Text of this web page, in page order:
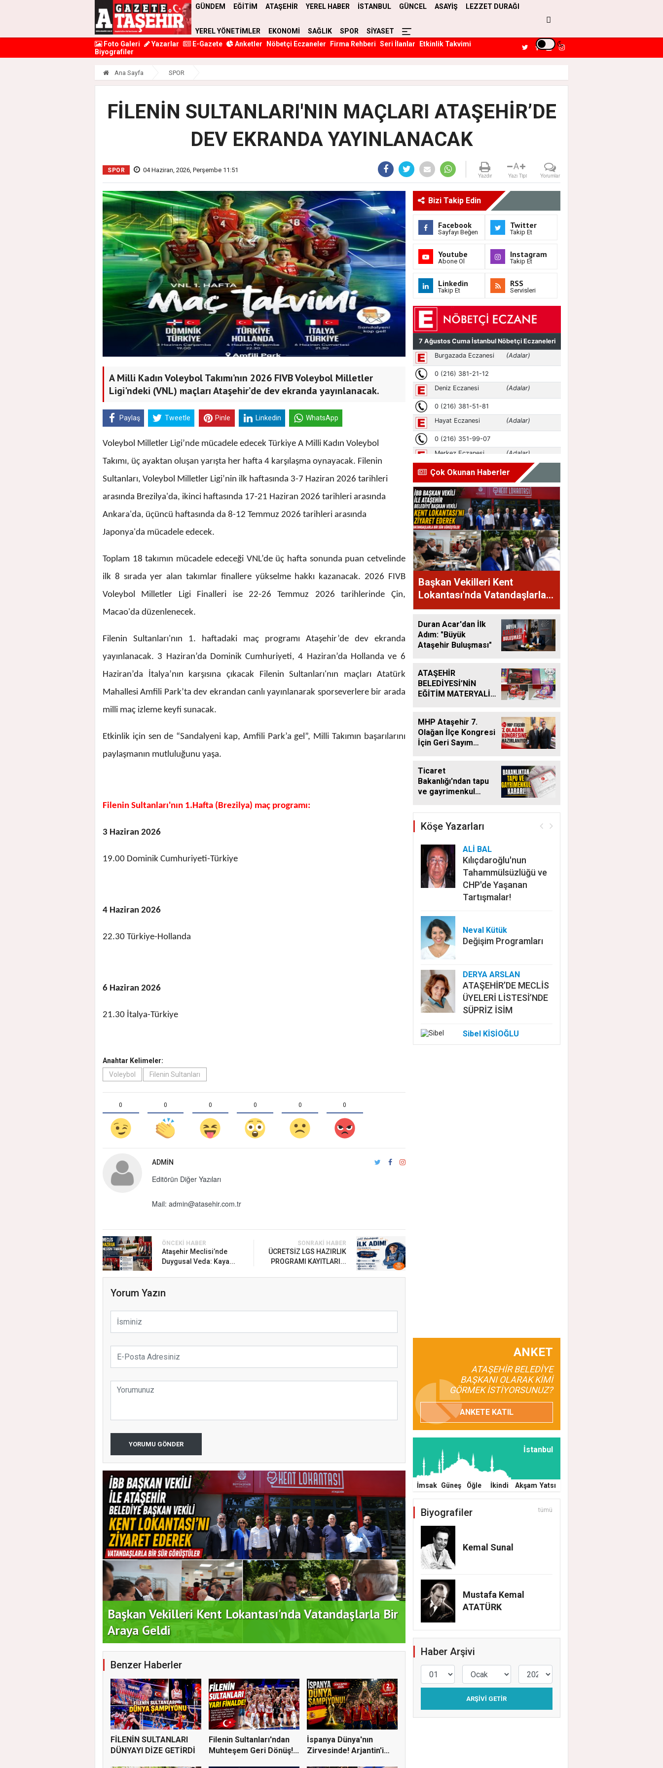
GÜNDEM EĞİTİM ATAŞEHİR YEREL HABER İSTANBUL GÜNCEL ASAYİŞ LEZZET DURAĞI
YEREL YÖNETİMLER EKONOMİ SAĞLIK SPOR
SİYASET
Foto Galeri
Yazarlar E-Gazete Anketler Nöbetçi Eczaneler Firma Rehberi Seri İlanlar
Etkinlik Takvimi
Biyografiler
Ana Sayfa SPOR
FİLENİN SULTANLARI'NIN MAÇLARI ATAŞEHİR’DE
DEV EKRANDA YAYINLANACAK
SPOR 04 Haziran, 2026, Perşembe 11:51
Yazdır
A
Yazı Tipi Yorumlar
A Milli Kadın Voleybol Takımı’nın 2026 FIVB Voleybol Milletler
Ligi'ndeki (VNL) maçları Ataşehir’de dev ekranda yayınlanacak.
Paylaş Tweetle Pinle Linkedin WhatsApp
Voleybol Milletler Ligi’nde mücadele edecek Türkiye A Milli Kadın Voleybol
Takımı, üç ayaktan oluşan yarışta her hafta 4 karşılaşma oynayacak. Filenin
Sultanları, Voleybol Milletler Ligi’nin ilk haftasında 3-7 Haziran 2026 tarihleri
arasında Brezilya'da, ikinci haftasında 17-21 Haziran 2026 tarihleri arasında
Ankara'da, üçüncü haftasında da 8-12 Temmuz 2026 tarihleri arasında
Japonya'da mücadele edecek.
Toplam 18 takımın mücadele edeceği VNL’de üç hafta sonunda puan cetvelinde
ilk 8 sırada yer alan takımlar finallere yükselme hakkı kazanacak. 2026 FIVB
Voleybol Milletler Ligi Finalleri ise 22-26 Temmuz 2026 tarihlerinde Çin,
Macao'da düzenlenecek.
Filenin Sultanları'nın 1. haftadaki maç programı Ataşehir’de dev ekranda
yayınlanacak. 3 Haziran’da Dominik Cumhuriyeti, 4 Haziran’da Hollanda ve 6
Haziran’da İtalya’nın karşısına çıkacak Filenin Sultanları'nın maçları Atatürk
Mahallesi Amfili Park’ta dev ekrandan canlı yayınlanarak sporseverlere bir arada
milli maç izleme keyfi sunacak.
Etkinlik için sen de “Sandalyeni kap, Amfili Park’a gel”, Milli Takımın başarılarını
paylaşmanın mutluluğunu yaşa.
Filenin Sultanları'nın 1.Hafta (Brezilya) maç programı:
3 Haziran 2026
19.00 Dominik Cumhuriyeti-Türkiye
4 Haziran 2026
22.30 Türkiye-Hollanda
6 Haziran 2026
21.30 İtalya-Türkiye
Anahtar Kelimeler:
Voleybol
Filenin Sultanları
0 0 0 0 0 0
ADMIN
Editörün Diğer Yazıları
Mail: admin@atasehir.com.tr
ÖNCEKI HABER
Ataşehir Meclisi’nde
Duygusal Veda: Kaya...
SONRAKI HABER
ÜCRETSİZ LGS HAZIRLIK
PROGRAMI KAYITLARI...
Yorum Yazın
YORUMU GÖNDER
Başkan Vekilleri Kent Lokantası'nda Vatandaşlarla Bir
Araya Geldi
Duran Acar'dan İlk Adım: "Büyük Ataşehir
Benzer Haberler
FİLENİN SULTANLARI
DÜNYAYI DİZE GETİRDİ
Filenin Sultanları'ndan
Muhteşem Geri Dönüş!...
İspanya Dünya'nın
Zirvesinde! Arjantin'i
Bizi Takip Edin
Facebook
Sayfayı Beğen
Twitter
Takip Et
Youtube
Abone Ol
Instagram
Takip Et
Linkedin
Takip Et
RSS
Servisleri
Çok Okunan Haberler
Başkan Vekilleri Kent
Lokantası'nda Vatandaşlarla
Bir Araya Geldi
Duran Acar'dan İlk
Adım: "Büyük
Ataşehir Buluşması"
ATAŞEHİR
BELEDİYESİ’NİN
EĞİTİM MATERYALİ
SÜRÜYOR
MHP Ataşehir 7.
Olağan İlçe Kongresi
İçin Geri Sayım
Ticaret
Bakanlığı'ndan tapu
ve gayrimenkul
atlayan satış
yapamayacak
Köşe Yazarları
ALİ BAL
Kılıçdaroğlu'nun
Tahammülsüzlüğü ve
CHP'de Yaşanan
Tartışmalar!
Neval Kütük
Değişim Programları
DERYA ARSLAN
ATAŞEHİR’DE MECLİS
ÜYELERİ LİSTESİ’NDE
SÜPRİZ İSİM
Sibel KİŞİOĞLU
EUROVISION'DA
ANKET
ATAŞEHİR BELEDİYE
BAŞKANI OLARAK KİMİ
GÖRMEK İSTİYORSUNUZ?
ANKETE KATIL
İstanbul
İmsak Güneş Öğle İkindi Akşam Yatsı
Biyografiler tümü
Kemal Sunal
Mustafa Kemal
ATATÜRK
Haber Arşivi
ARŞIVI GETIR